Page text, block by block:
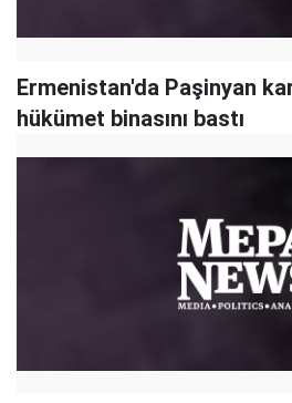
Ermenistan'da Paşinyan
hükümet binasını bastı